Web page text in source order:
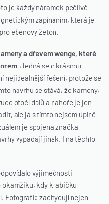
je každý náramek pečlivě
zapínáním, která je
ebenový žeton.
a dřevem wenge, které
Jedná se o krásnou
nejideálnější řešení, protože se
návrhu se stává, že kameny,
otočí dolů a nahoře je jen
ale já s tímto nejsem úplně
je spojena značka
vypadají jinak. I na těchto
výjimečnosti
okamžiku, kdy krabičku
Fotografie zachycují nejen